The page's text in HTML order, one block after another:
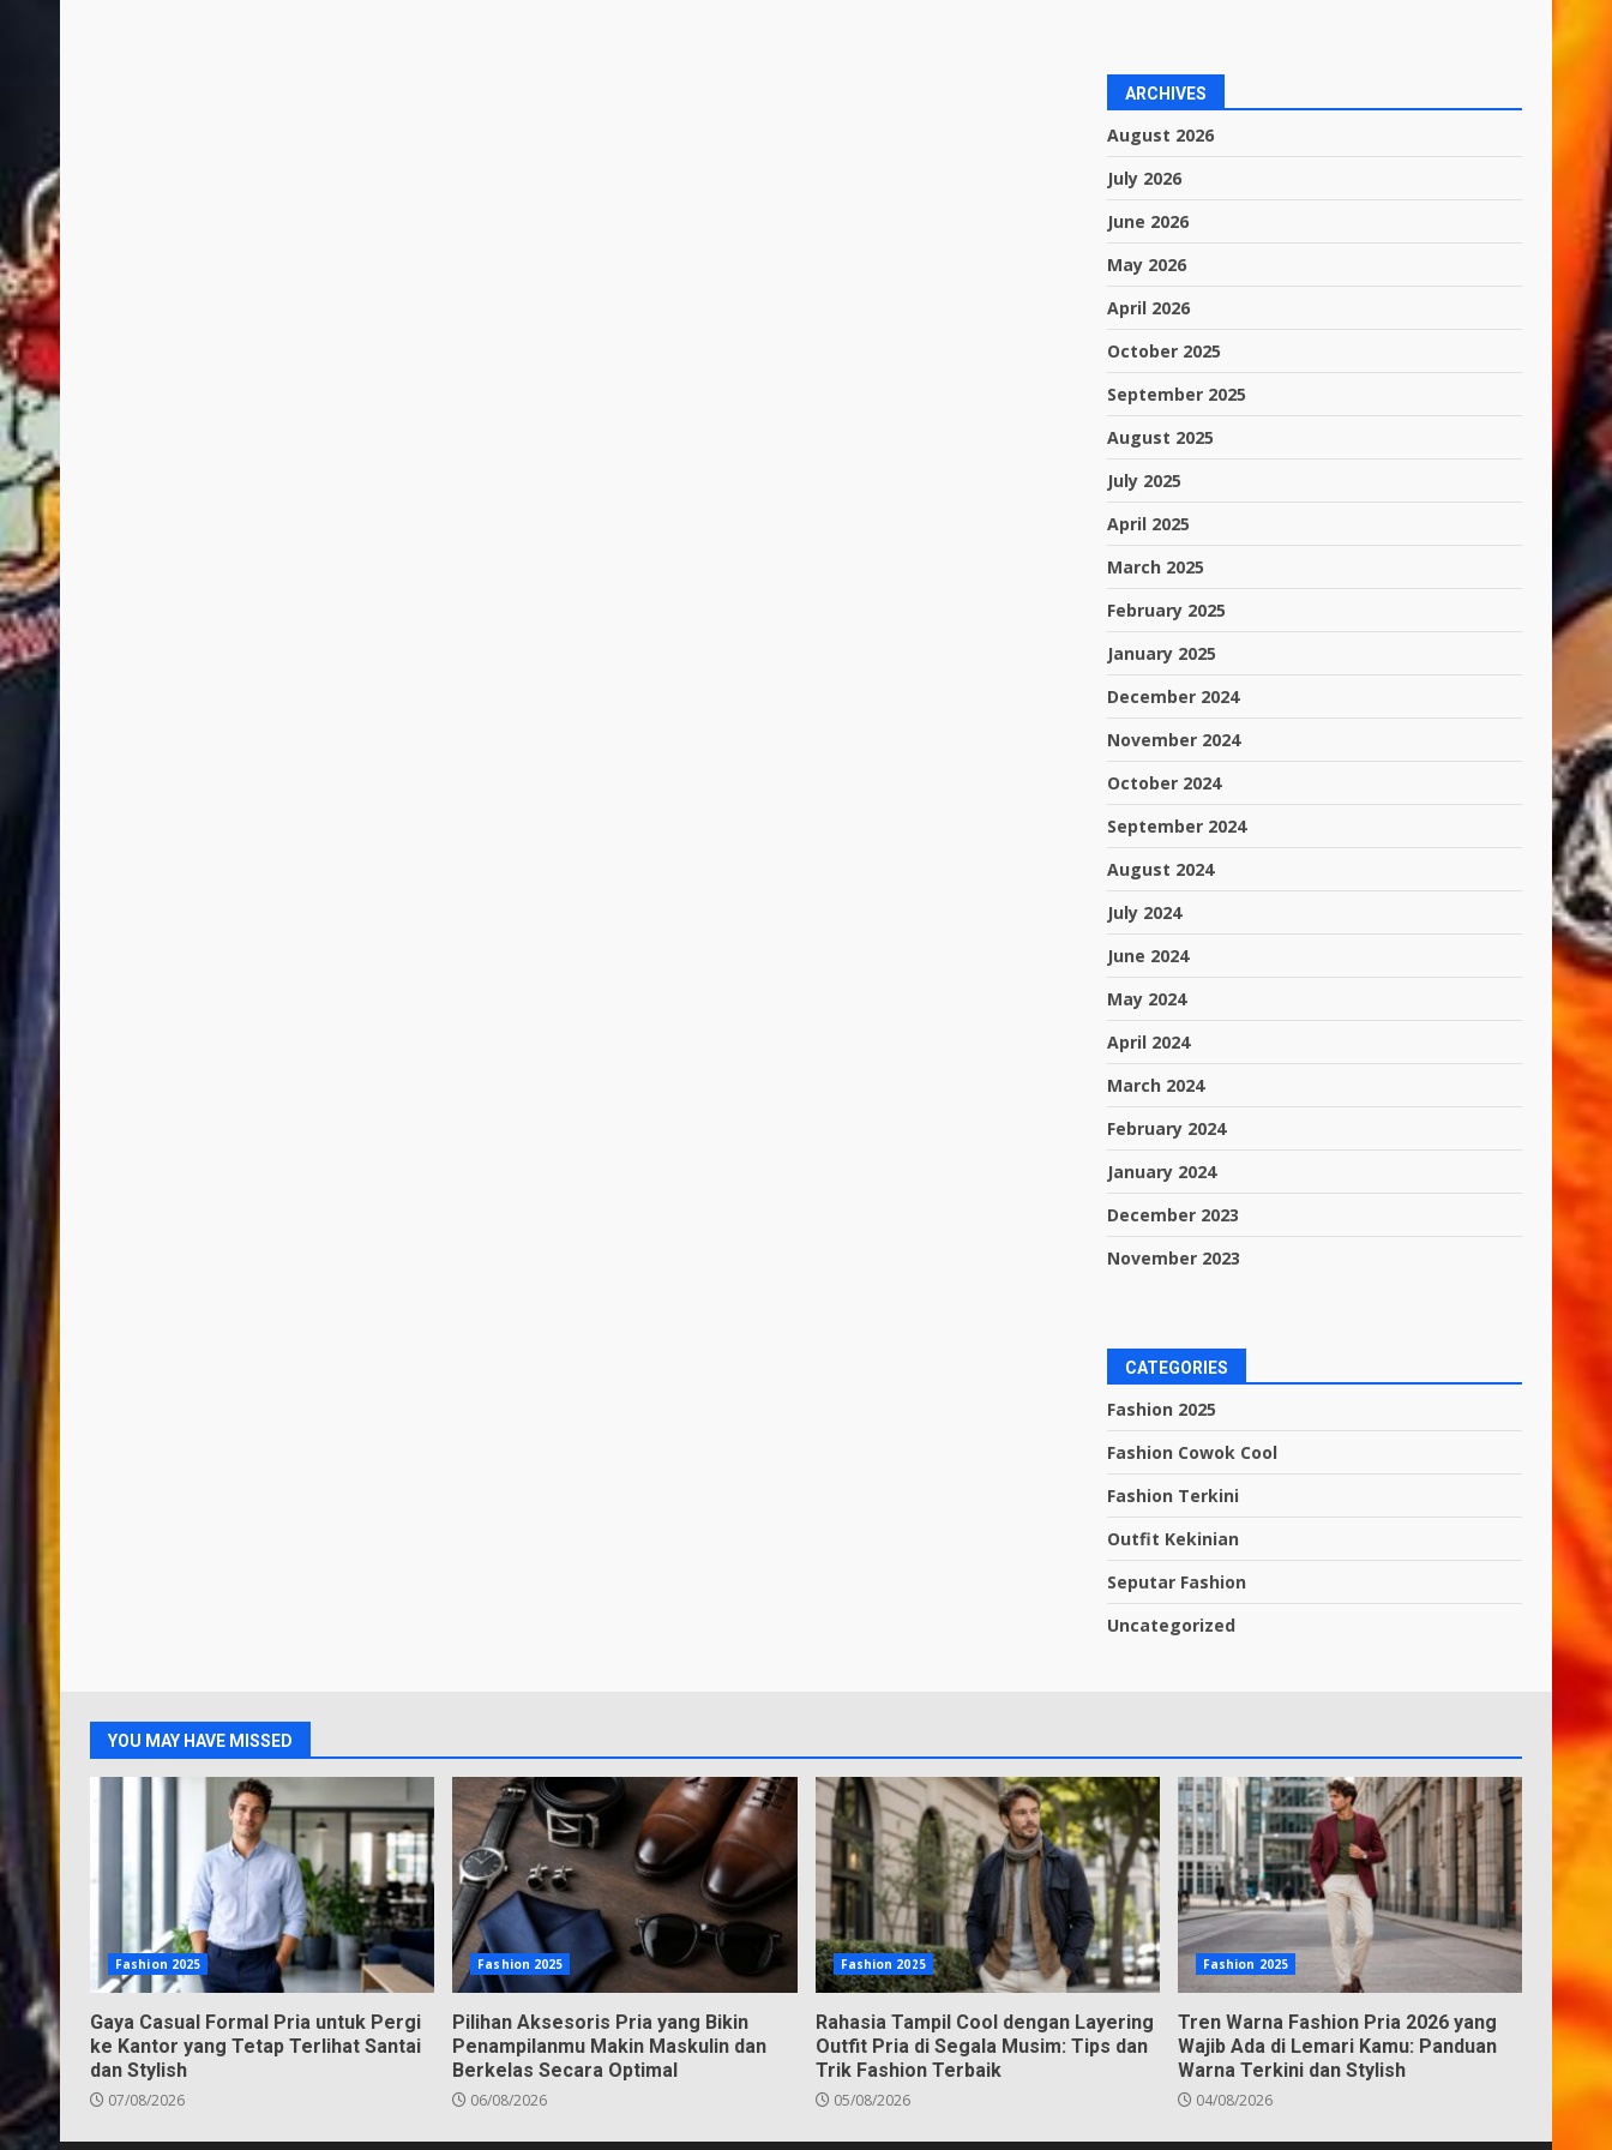
ARCHIVES
August 2026
July 2026
June 2026
May 2026
April 2026
October 2025
September 2025
August 2025
July 2025
April 2025
March 2025
February 2025
January 2025
December 2024
November 2024
October 2024
September 2024
August 2024
July 2024
June 2024
May 2024
April 2024
March 2024
February 2024
January 2024
December 2023
November 2023
CATEGORIES
Fashion 2025
Fashion Cowok Cool
Fashion Terkini
Outfit Kekinian
Seputar Fashion
Uncategorized
YOU MAY HAVE MISSED
Fashion 2025
Gaya Casual Formal Pria untuk Pergi
ke Kantor yang Tetap Terlihat Santai
dan Stylish
07/08/2026
Fashion 2025
Pilihan Aksesoris Pria yang Bikin
Penampilanmu Makin Maskulin dan
Berkelas Secara Optimal
06/08/2026
Fashion 2025
Rahasia Tampil Cool dengan Layering
Outfit Pria di Segala Musim: Tips dan
Trik Fashion Terbaik
05/08/2026
Fashion 2025
Tren Warna Fashion Pria 2026 yang
Wajib Ada di Lemari Kamu: Panduan
Warna Terkini dan Stylish
04/08/2026